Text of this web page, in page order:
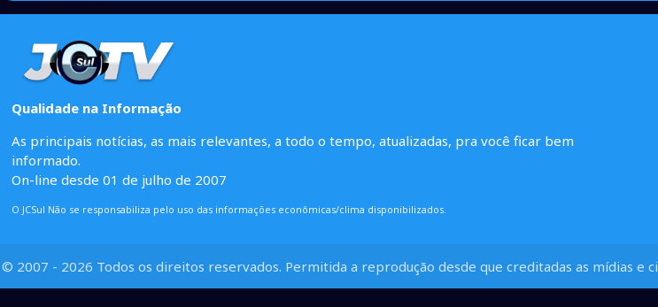
Qualidade na Informação
As principais notícias, as mais relevantes, a todo o tempo, atualizadas, pra você ficar bem
informado.
On-line desde 01 de julho de 2007
O JCSul Não se responsabiliza pelo uso das informações econômicas/clima disponibilizados.
© 2007 - 2026 Todos os direitos reservados. Permitida a reprodução desde que creditadas as mídias e